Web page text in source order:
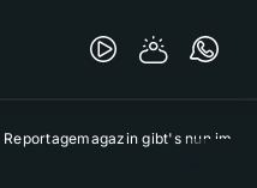
gibt's nun im